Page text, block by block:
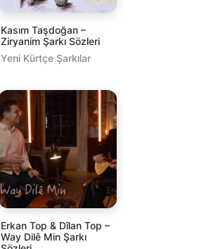
Kasım Taşdoğan –
Ziryanim Şarkı Sözleri
Yeni Kürtçe Şarkılar
Erkan Top & Dîlan Top –
Way Dilê Min Şarkı